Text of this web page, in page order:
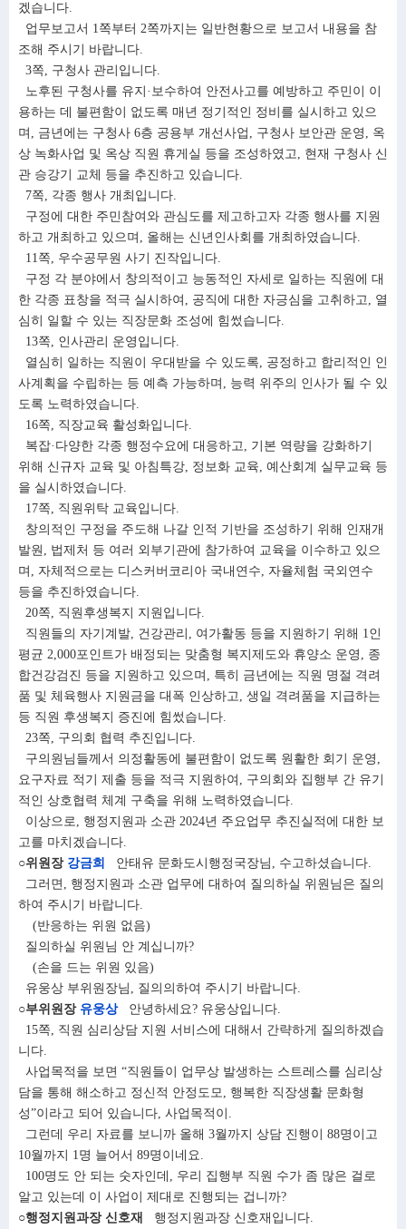
겠습니다.
업무보고서 1쪽부터 2쪽까지는 일반현황으로 보고서 내용을 참
조해 주시기 바랍니다.
3쪽, 구청사 관리입니다.
노후된 구청사를 유지·보수하여 안전사고를 예방하고 주민이 이
용하는 데 불편함이 없도록 매년 정기적인 정비를 실시하고 있으
며, 금년에는 구청사 6층 공용부 개선사업, 구청사 보안관 운영, 옥
상 녹화사업 및 옥상 직원 휴게실 등을 조성하였고, 현재 구청사 신
관 승강기 교체 등을 추진하고 있습니다.
7쪽, 각종 행사 개최입니다.
구정에 대한 주민참여와 관심도를 제고하고자 각종 행사를 지원
하고 개최하고 있으며, 올해는 신년인사회를 개최하였습니다.
11쪽, 우수공무원 사기 진작입니다.
구정 각 분야에서 창의적이고 능동적인 자세로 일하는 직원에 대
한 각종 표창을 적극 실시하여, 공직에 대한 자긍심을 고취하고, 열
심히 일할 수 있는 직장문화 조성에 힘썼습니다.
13쪽, 인사관리 운영입니다.
열심히 일하는 직원이 우대받을 수 있도록, 공정하고 합리적인 인
사계획을 수립하는 등 예측 가능하며, 능력 위주의 인사가 될 수 있
도록 노력하였습니다.
16쪽, 직장교육 활성화입니다.
복잡·다양한 각종 행정수요에 대응하고, 기본 역량을 강화하기
위해 신규자 교육 및 아침특강, 정보화 교육, 예산회계 실무교육 등
을 실시하였습니다.
17쪽, 직원위탁 교육입니다.
창의적인 구정을 주도해 나갈 인적 기반을 조성하기 위해 인재개
발원, 법제처 등 여러 외부기관에 참가하여 교육을 이수하고 있으
며, 자체적으로는 디스커버코리아 국내연수, 자율체험 국외연수
등을 추진하였습니다.
20쪽, 직원후생복지 지원입니다.
직원들의 자기계발, 건강관리, 여가활동 등을 지원하기 위해 1인
평균 2,000포인트가 배정되는 맞춤형 복지제도와 휴양소 운영, 종
합건강검진 등을 지원하고 있으며, 특히 금년에는 직원 명절 격려
품 및 체육행사 지원금을 대폭 인상하고, 생일 격려품을 지급하는
등 직원 후생복지 증진에 힘썼습니다.
23쪽, 구의회 협력 추진입니다.
구의원님들께서 의정활동에 불편함이 없도록 원활한 회기 운영,
요구자료 적기 제출 등을 적극 지원하여, 구의회와 집행부 간 유기
적인 상호협력 체계 구축을 위해 노력하였습니다.
이상으로, 행정지원과 소관 2024년 주요업무 추진실적에 대한 보
고를 마치겠습니다.
○위원장 강금희
안태유 문화도시행정국장님, 수고하셨습니다.
그러면, 행정지원과 소관 업무에 대하여 질의하실 위원님은 질의
하여 주시기 바랍니다.
(반응하는 위원 없음)
질의하실 위원님 안 계십니까?
(손을 드는 위원 있음)
유웅상 부위원장님, 질의의하여 주시기 바랍니다.
○부위원장 유웅상안녕하세요? 유웅상입니다.
15쪽, 직원 심리상담 지원 서비스에 대해서 간략하게 질의하겠습
니다.
사업목적을 보면 “직원들이 업무상 발생하는 스트레스를 심리상
담을 통해 해소하고 정신적 안정도모, 행복한 직장생활 문화형
성”이라고 되어 있습니다, 사업목적이.
그런데 우리 자료를 보니까 올해 3월까지 상담 진행이 88명이고
10월까지 1명 늘어서 89명이네요.
100명도 안 되는 숫자인데, 우리 집행부 직원 수가 좀 많은 걸로
알고 있는데 이 사업이 제대로 진행되는 겁니까?
○행정지원과장 신호재
행정지원과장 신호재입니다.